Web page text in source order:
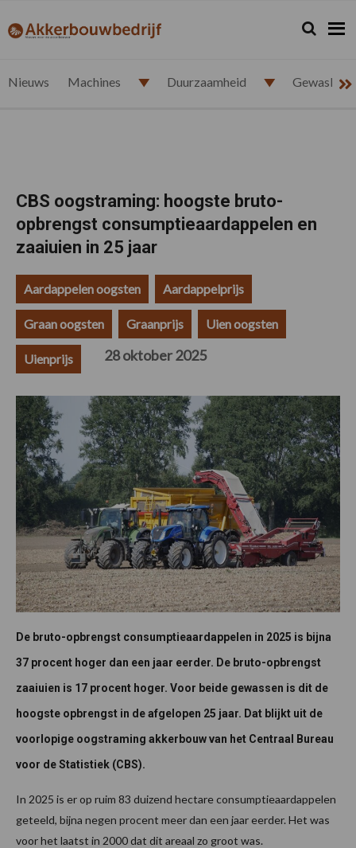
de
de
de
de
akkerbouwbedrijf.nl Zoeken...
Zoek
Nieuws Machines Duurzaamheid
CBS oogstraming: hoogste bruto-
opbrengst consumptieaardappelen en
zaaiuien in 25 jaar
Aardappelen oogsten Aardappelprijs
Graan oogsten Graanprijs Uien oogsten
Uienprijs 28 oktober 2025
De bruto-opbrengst consumptieaardappelen in 2025 is bijna
37 procent hoger dan een jaar eerder. De bruto-opbrengst
zaaiuien is 17 procent hoger. Voor beide gewassen is dit de
hoogste opbrengst in de afgelopen 25 jaar. Dat blijkt uit de
voorlopige oogstraming akkerbouw van het Centraal Bureau
voor de Statistiek (CBS).
In 2025 is er op ruim 83 duizend hectare consumptieaardappelen
geteeld, bijna negen procent meer dan een jaar eerder. Het was
voor het laatst in 2000 dat dit areaal zo groot was.